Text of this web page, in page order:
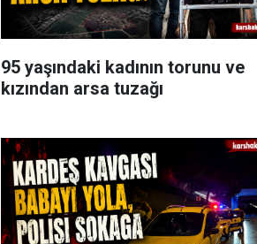
95 yaşındaki kadının torunu ve
kızından arsa tuzağı